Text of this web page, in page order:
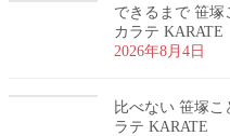
できるまで 笹塚
カラテ KARATE
2026年8月4日
比べない 笹塚
ラテ KARATE